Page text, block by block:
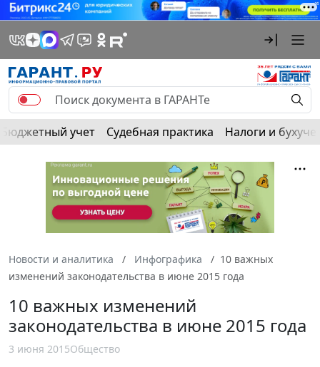
Бюджетный учет Судебная практика Налоги и
Новости и аналитика Инфографика
10 важных
изменений законодательства в июне 2015 года
10 важных изменений
законодательства в июне 2015 года
3 июня 2015Общество